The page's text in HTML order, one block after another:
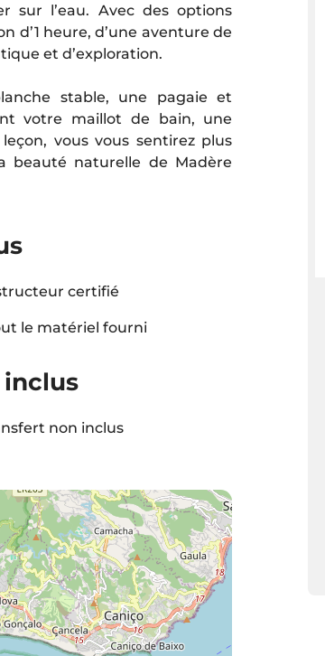
sur l’eau. Avec des options
d’1 heure, d’une aventure de
et d’exploration.
stable, une pagaie et
votre maillot de bain, une
vous vous sentirez plus
naturelle de Madère
certifié
le matériel fourni
inclus
non inclus